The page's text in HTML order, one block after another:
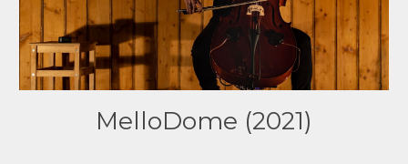
MelloDome (2021)